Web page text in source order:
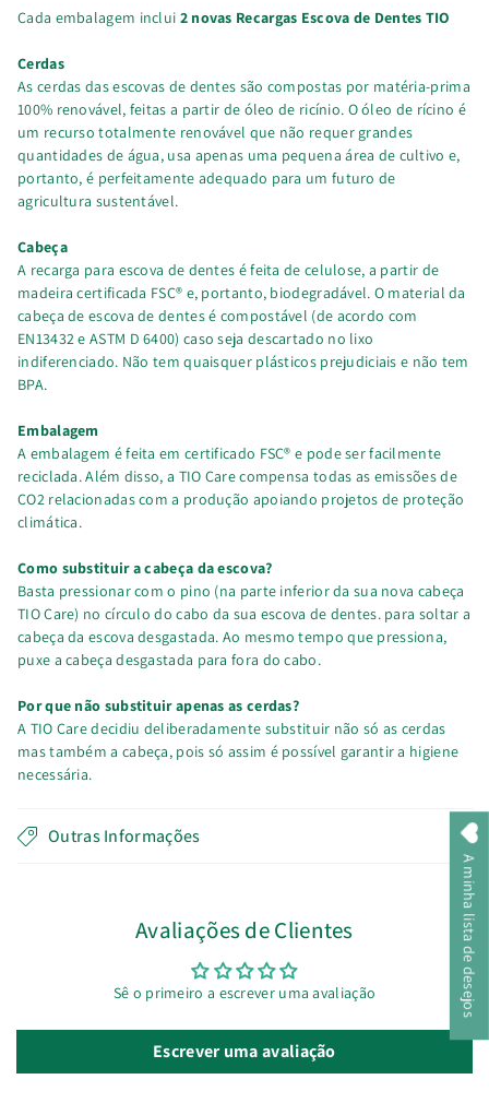
Cada embalagem inclui 2 novas Recargas Escova de Dentes TIO
Cerdas
As cerdas das escovas de dentes são compostas por matéria-prima
100% renovável, feitas a partir de óleo de ricínio. O óleo de rícino é
um recurso totalmente renovável que não requer grandes
quantidades de água, usa apenas uma pequena área de cultivo e,
portanto, é perfeitamente adequado para um futuro de
agricultura sustentável.
Cabeça
A recarga para escova de dentes é feita de celulose, a partir de
madeira certificada FSC® e, portanto, biodegradável. O material da
cabeça de escova de dentes é compostável (de acordo com
EN13432 e ASTM D 6400) caso seja descartado no lixo
indiferenciado. Não tem quaisquer plásticos prejudiciais e não tem
BPA.
Embalagem
A embalagem é feita em certificado FSC® e pode ser facilmente
reciclada. Além disso, a TIO Care compensa todas as emissões de
CO2 relacionadas com a produção apoiando projetos de proteção
climática.
Como substituir a cabeça da escova?
Basta pressionar com o pino (na parte inferior da sua nova cabeça
TIO Care) no círculo do cabo da sua escova de dentes. para soltar a
cabeça da escova desgastada. Ao mesmo tempo que pressiona,
puxe a cabeça desgastada para fora do cabo.
Por que não substituir apenas as cerdas?
A TIO Care decidiu deliberadamente substituir não só as cerdas
mas também a cabeça, pois só assim é possível garantir a higiene
necessária.
Outras Informações
Avaliações de Clientes
Sê o primeiro a escrever uma avaliação
Escrever uma avaliação
A minha lista de desejos